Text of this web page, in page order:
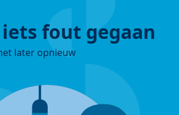
iets fout gegaan
later opnieuw